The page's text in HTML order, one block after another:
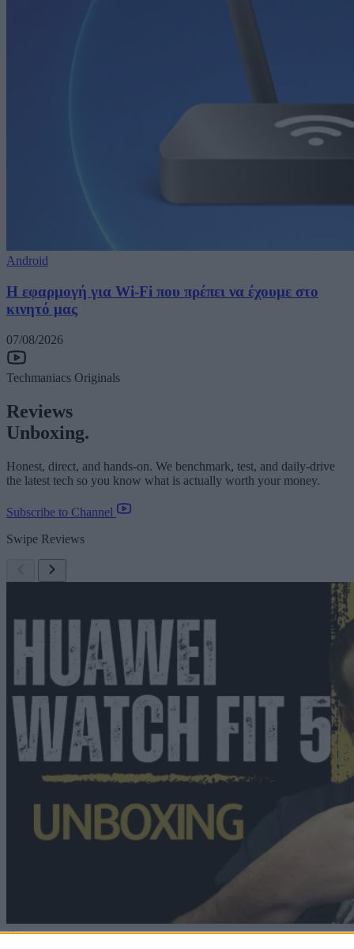
Android
Η εφαρμογή για Wi-Fi που πρέπει να έχουμε στο
κινητό μας
07/08/2026
Techmaniacs Originals
Reviews
Unboxing.
Honest, direct, and hands-on. We benchmark, test, and daily-drive
the latest tech so you know what is actually worth your money.
Subscribe to Channel
Swipe Reviews